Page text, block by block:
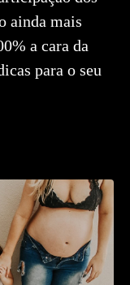
ainda mais
a cara da
para o seu